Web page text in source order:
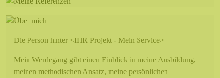
Über mich
Die Person hinter <IHR Projekt - Mein Service>.
Mein Werdegang gibt einen Einblick in meine Ausbildung,
meinen methodischen Ansatz, meine persönlichen